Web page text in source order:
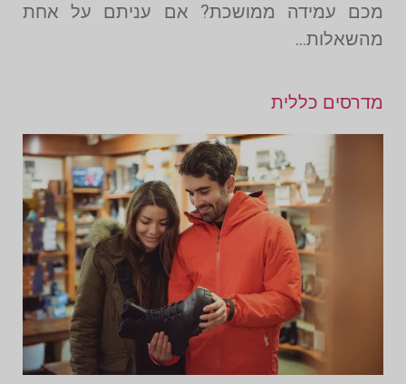
מכם עמידה ממושכת? אם עניתם על אחת
מהשאלות…
מדרסים כללית